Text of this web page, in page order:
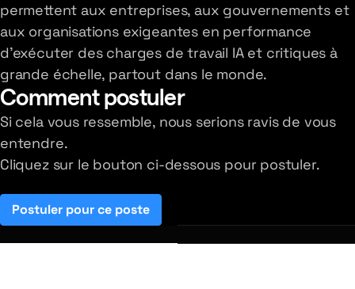
permettent aux entreprises, aux gouvernements et
aux organisations exigeantes en performance
d'exécuter des charges de travail IA et critiques à
grande échelle, partout dans le monde.
Comment postuler
Si cela vous ressemble, nous serions ravis de vous
entendre.
Cliquez sur le bouton ci-dessous pour postuler.
Postuler pour ce poste
(opens in a new tab)